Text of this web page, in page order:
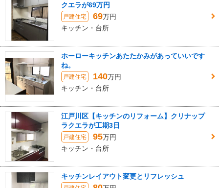
クエラが69万円
戸建住宅 69万円
キッチン・台所
ホーローキッチンあたたかみがあっていいです
ね。
戸建住宅 140万円
キッチン・台所
江戸川区【キッチンのリフォーム】クリナップ
ラクエラが工期3日
戸建住宅 95万円
キッチン・台所
キッチンレイアウト変更とリフレッシュ